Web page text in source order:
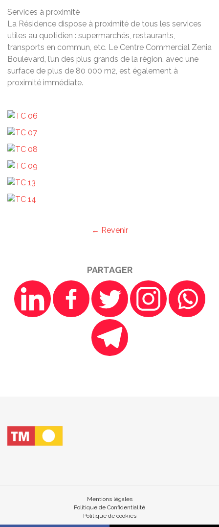
Services à proximité
La Résidence dispose à proximité de tous les services
utiles au quotidien : supermarchés, restaurants,
transports en commun, etc. Le Centre Commercial Zenia
Boulevard, l’un des plus grands de la région, avec une
surface de plus de 80 000 m2, est également à
proximité immédiate.
← Revenir
PARTAGER
Mentions légales
Politique de Confidentialité
Politique de cookies